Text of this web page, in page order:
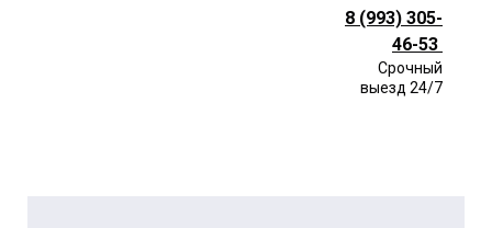
8 (993) 305-
46-53
Срочный
выезд 24/7